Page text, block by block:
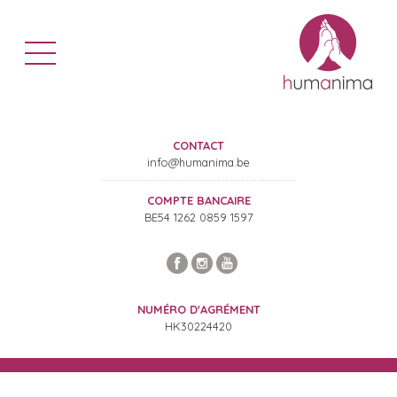
CONTACT
info@humanima.be
..........................................................................
COMPTE BANCAIRE
BE54 1262 0859 1597
NUMÉRO D'AGRÉMENT
HK30224420